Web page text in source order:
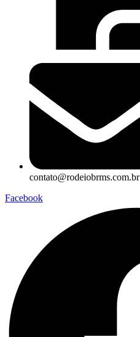
contato@rodeiobrms.com.br
Facebook